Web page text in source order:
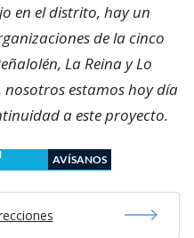
en el distrito, hay un
de la cinco
La Reina y Lo
nosotros estamos hoy día
a este proyecto.
AVÍSANOS